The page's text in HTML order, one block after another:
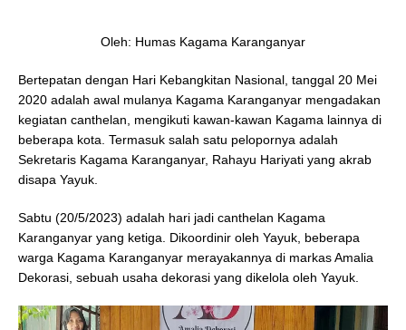
Oleh: Humas Kagama Karanganyar
Bertepatan dengan Hari Kebangkitan Nasional, tanggal 20 Mei
2020 adalah awal mulanya Kagama Karanganyar mengadakan
kegiatan canthelan, mengikuti kawan-kawan Kagama lainnya di
beberapa kota. Termasuk salah satu pelopornya adalah
Sekretaris Kagama Karanganyar, Rahayu Hariyati yang akrab
disapa Yayuk.
Sabtu (20/5/2023) adalah hari jadi canthelan Kagama
Karanganyar yang ketiga. Dikoordinir oleh Yayuk, beberapa
warga Kagama Karanganyar merayakannya di markas Amalia
Dekorasi, sebuah usaha dekorasi yang dikelola oleh Yayuk.